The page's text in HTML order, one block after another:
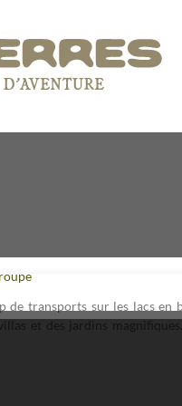
de transports sur les lacs en